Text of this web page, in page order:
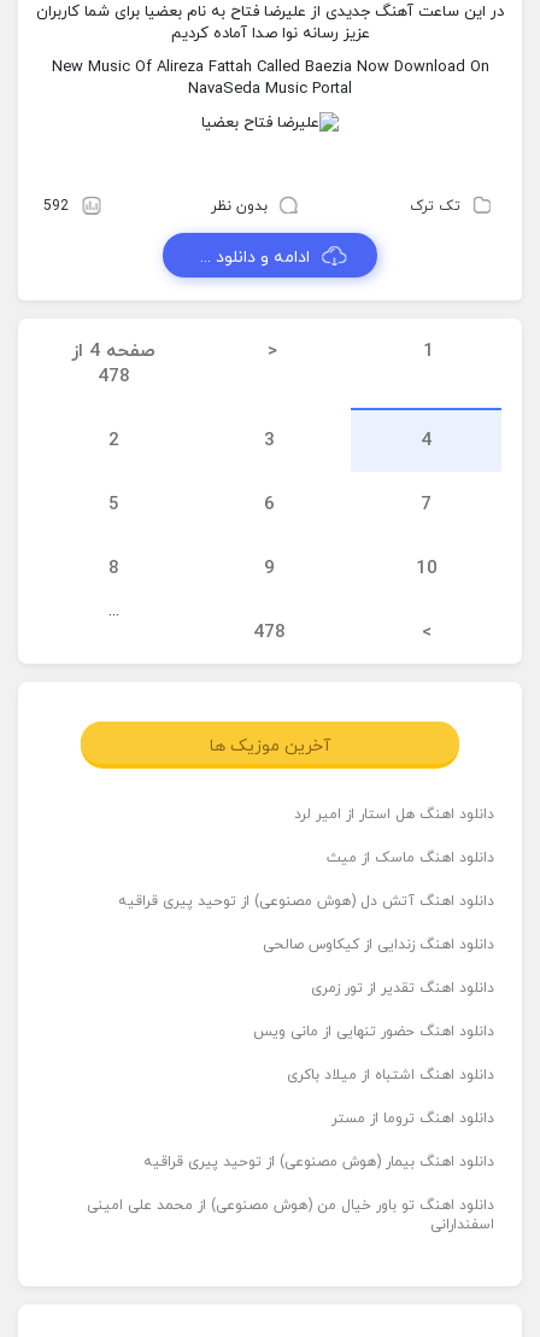
در این ساعت آهنگ جدیدی از علیرضا فتاح به نام بعضیا برای شما کاربران
عزیز رسانه نوا صدا آماده کردیم
New Music Of Alireza Fattah Called Baezia Now Download On
NavaSeda Music Portal
تک ترک بدون نظر 592
ادامه و دانلود ...
صفحه 4 از
478
< 1
2 3 4
5 6 7
8 9 10
...
478 >
آخرین موزیک ها
دانلود اهنگ هل استار از امیر لرد
دانلود اهنگ ماسک از میث
دانلود اهنگ آتش دل (هوش مصنوعی) از توحید پیری قراقیه
دانلود اهنگ زندایی از کیکاوس صالحی
دانلود اهنگ تقدیر از تور زمری
دانلود اهنگ حضور تنهایی از مانی ویس
دانلود اهنگ اشتباه از میلاد باکری
دانلود اهنگ تروما از مستر
دانلود اهنگ بیمار (هوش مصنوعی) از توحید پیری قراقیه
دانلود اهنگ تو باور خیال من (هوش مصنوعی) از محمد علی امینی
اسفندارانی